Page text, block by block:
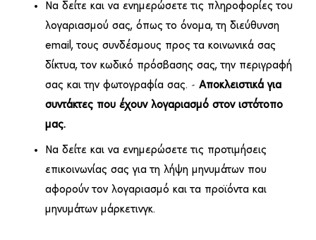
Να δείτε και να ενημερώσετε τις πληροφορίες του
λογαριασμού σας, όπως το όνομα, τη διεύθυνση
email, τους συνδέσμους προς τα κοινωνικά σας
δίκτυα, τον κωδικό πρόσβασης σας, την περιγραφή
σας και την φωτογραφία σας. – Αποκλειστικά για
συντάκτες που έχουν λογαριασμό στον ιστότοπο
μας.
Να δείτε και να ενημερώσετε τις προτιμήσεις
επικοινωνίας σας για τη λήψη μηνυμάτων που
αφορούν τον λογαριασμό και τα προϊόντα και
μηνυμάτων μάρκετινγκ.